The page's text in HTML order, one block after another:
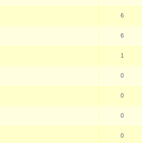
6
6
1
0
0
0
0